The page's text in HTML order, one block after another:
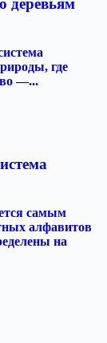
деревьям
где
—...
самым
алфавитов
на